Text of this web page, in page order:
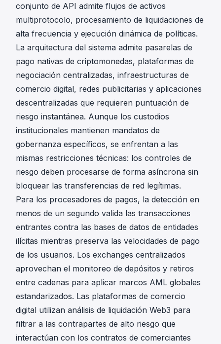
conjunto de API admite flujos de activos
multiprotocolo, procesamiento de liquidaciones de
alta frecuencia y ejecución dinámica de políticas.
La arquitectura del sistema admite pasarelas de
pago nativas de criptomonedas, plataformas de
negociación centralizadas, infraestructuras de
comercio digital, redes publicitarias y aplicaciones
descentralizadas que requieren puntuación de
riesgo instantánea. Aunque los custodios
institucionales mantienen mandatos de
gobernanza específicos, se enfrentan a las
mismas restricciones técnicas: los controles de
riesgo deben procesarse de forma asíncrona sin
bloquear las transferencias de red legítimas.
Para los procesadores de pagos, la detección en
menos de un segundo valida las transacciones
entrantes contra las bases de datos de entidades
ilícitas mientras preserva las velocidades de pago
de los usuarios. Los exchanges centralizados
aprovechan el monitoreo de depósitos y retiros
entre cadenas para aplicar marcos AML globales
estandarizados. Las plataformas de comercio
digital utilizan análisis de liquidación Web3 para
filtrar a las contrapartes de alto riesgo que
interactúan con los contratos de comerciantes